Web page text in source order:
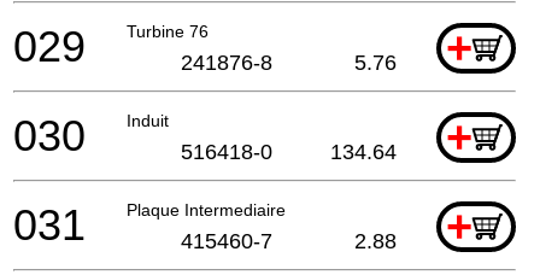
Turbine 76 +
029 241876-8 5.76
Induit +
030 516418-0 134.64
Plaque Intermediaire +
031 415460-7 2.88